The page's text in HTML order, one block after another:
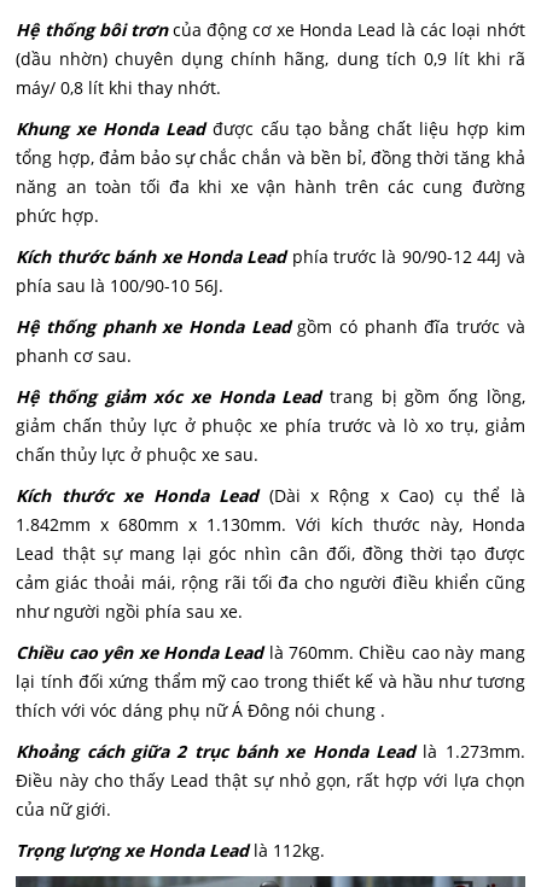
Hệ thống bôi trơncủa động cơ xe Honda Lead là các loại nhớt
(dầu nhờn) chuyên dụng chính hãng, dung tích 0,9 lít khi rã
máy/ 0,8 lít khi thay nhớt.
Khung xe Honda Leadđược cấu tạo bằng chất liệu hợp kim
tổng hợp, đảm bảo sự chắc chắn và bền bỉ, đồng thời tăng khả
năng an toàn tối đa khi xe vận hành trên các cung đường
phức hợp.
Kích thước bánh xe Honda Lead phía trước là 90/90-12 44J và
phía sau là 100/90-10 56J.
Hệ thống phanh xe Honda Leadgồm có phanh đĩa trước và
phanh cơ sau.
Hệ thống giảm xóc xe Honda Leadtrang bị gồm ống lồng,
giảm chấn thủy lực ở phuộc xe phía trước và lò xo trụ, giảm
chấn thủy lực ở phuộc xe sau.
Kích thước xe Honda Lead(Dài x Rộng x Cao) cụ thể là
1.842mm x 680mm x 1.130mm. Với kích thước này, Honda
Lead thật sự mang lại góc nhìn cân đối, đồng thời tạo được
cảm giác thoải mái, rộng rãi tối đa cho người điều khiển cũng
như người ngồi phía sau xe.
Chiều cao yên xe Honda Leadlà 760mm. Chiều cao này mang
lại tính đối xứng thẩm mỹ cao trong thiết kế và hầu như tương
thích với vóc dáng phụ nữ Á Đông nói chung .
Khoảng cách giữa 2 trục bánh xe Honda Leadlà 1.273mm.
Điều này cho thấy Lead thật sự nhỏ gọn, rất hợp với lựa chọn
của nữ giới.
Trọng lượng xe Honda Leadlà 112kg.